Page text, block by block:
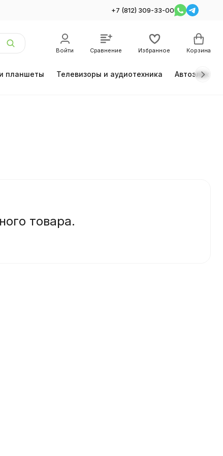
+7 (812) 309-33-00
Войти Сравнение Избранное Корзина
планшеты Телевизоры и аудиотехника
товара.